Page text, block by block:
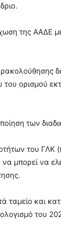
της ΑΑΔΕ
ορισμού
των
του ΓΛΚ
μπορεί να
ταμείο και
του